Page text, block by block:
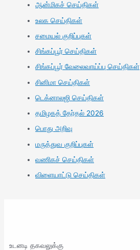
ஆன்மிகச் செய்திகள்
உலக செய்திகள்
சமையல் குறிப்புகள்
சிங்கப்பூர் செய்திகள்
சிங்கப்பூர் வேலைவாய்ப்பு செய்திகள்
சினிமா செய்திகள்
டெக்னாலஜி செய்திகள்
தமிழகத் தேர்தல் 2026
பொது அறிவு
மருத்துவ குறிப்புகள்
வணிகச் செய்திகள்
விளையாட்டு செய்திகள்
உடனடி தகவலுக்கு